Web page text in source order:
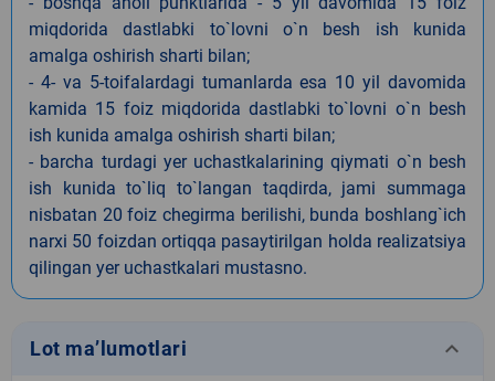
miqdorida dastlabki to`lovni o`n besh ish kunida
amalga oshirish sharti bilan;
- 4- va 5-toifalardagi tumanlarda esa 10 yil davomida
kamida 15 foiz miqdorida dastlabki to`lovni o`n besh
ish kunida amalga oshirish sharti bilan;
- barcha turdagi yer uchastkalarining qiymati o`n besh
ish kunida to`liq to`langan taqdirda, jami summaga
nisbatan 20 foiz chegirma berilishi, bunda boshlang`ich
narxi 50 foizdan ortiqqa pasaytirilgan holda realizatsiya
qilingan yer uchastkalari mustasno.
Lot ma’lumotlari keyboard_arrow_down